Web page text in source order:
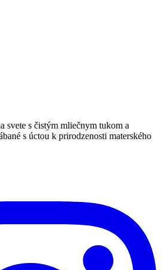
svete s čistým mliečnym tukom a
s úctou k prirodzenosti materského